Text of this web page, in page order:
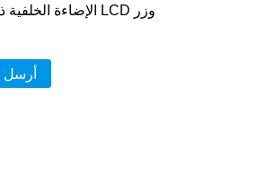
الإضاءة الخلفية ذات اللون الأزرق لشاشة LCD وزر
أرسل